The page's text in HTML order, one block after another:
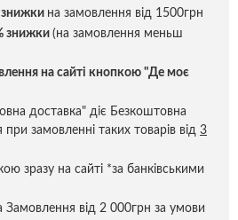
знижки на замовлення від 1500грн
знижки (на замовлення меньш
на сайті кнопкою "Де моє
доставка" діє Безкоштовна
замовленні таких товарів від 3
зразу на сайті *за банківськими
від 2 000грн за умови